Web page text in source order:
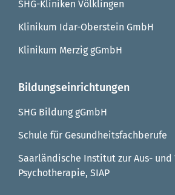
SHG-Kliniken Völklingen
Klinikum Idar-Oberstein GmbH
Klinikum Merzig gGmbH
Bildungseinrichtungen
SHG Bildung gGmbH
Schule für Gesundheitsfachberufe
Saarländische Institut zur Aus-
Psychotherapie, SIAP